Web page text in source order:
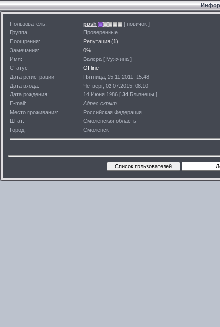
Пользователь: ppsh
[ новичок ]
Группа:
Проверенные
Поощрения:
Репутация (1)
Замечания:
0%
Имя:
Валера [ Мужчина ]
Статус:
Offline
Дата регистрации:
Пятница, 25.11.2011, 15:48
Дата входа:
Четверг, 02.07.2015, 08:10
Дата рождения:
14 Июня 1986 [ 34 Близнецы ]
E-mail:
Адрес скрыт
Место проживания:
Российская Федерация
Штат:
Смоленская область
Город:
Смоленск